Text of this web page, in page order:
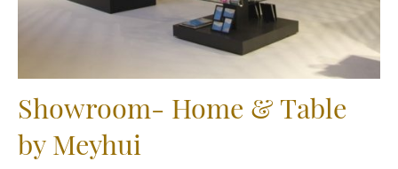
Showroom- Home & Table
by Meyhui